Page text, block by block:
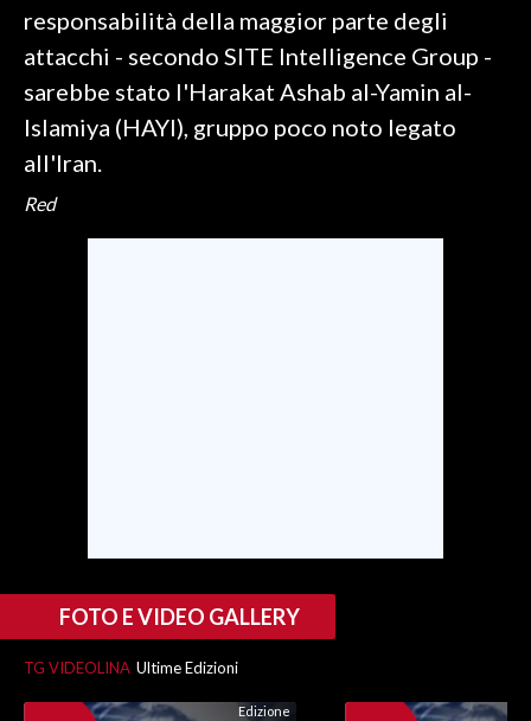
INSULARITÀ
INFO AZIENDE
ABBONATI
ANNUNCI
NECROLOGI
PUBBLICITÀ
responsabilità della maggior parte degli
attacchi - secondo SITE Intelligence Group -
sarebbe stato l'Harakat Ashab al-Yamin al-
Islamiya (HAYI), gruppo poco noto legato
all'Iran.
Red
FOTO E VIDEO GALLERY
TG VIDEOLINA Ultime Edizioni
Edizione